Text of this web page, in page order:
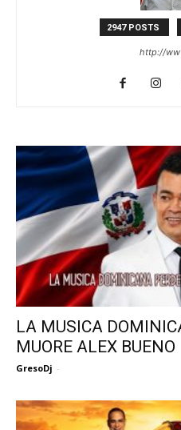
2947 POSTS
http://
LA MUSICA
MUORE ALEX BUENO
GresoDj -